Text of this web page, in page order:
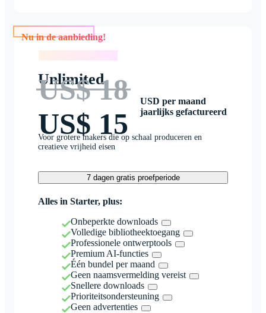
Nu in de aanbieding!
Unlimited
US$ 18
US$ 15
USD per maand
jaarlijks gefactureerd
Voor grotere makers die op schaal produceren en
creatieve vrijheid eisen
7 dagen gratis proefperiode
Alles in Starter, plus:
Onbeperkte downloads
Volledige bibliotheektoegang
Professionele ontwerptools
Premium AI-functies
Één bundel per maand
Geen naamsvermelding vereist
Snellere downloads
Prioriteitsondersteuning
Geen advertenties